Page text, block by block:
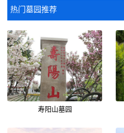
热门墓园推荐
寿阳山墓园